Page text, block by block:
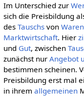
Im Unterschied zur
sich die Preisbildung
des Tauschsvon Waren
Marktwirtschaft. Hier
und Gut, zwischen
zunächst nur Angebot
bestimmen scheinen.
Preisbildung erst mal
in ihrem allgemeinen